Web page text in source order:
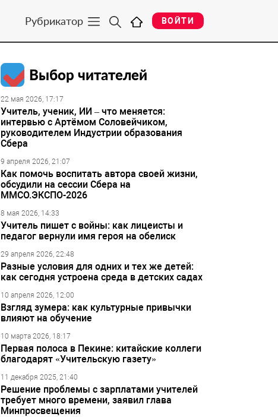
Рубрикатор ВОЙТИ
Выбор читателей
22 мая 2026, 17:17
Учитель, ученик, ИИ – что меняется:
интервью с Артёмом Соловейчиком,
руководителем Индустрии образования
Сбера
9 апреля 2026, 21:07
Как помочь воспитать автора своей жизни,
обсудили на сессии Сбера на
ММСО.ЭКСПО-2026
8 мая 2026, 14:33
Учитель пишет с войны: как лицеисты и
педагог вернули имя героя на обелиск
29 апреля 2026, 22:48
Разные условия для одних и тех же детей:
как сегодня устроена среда в детских садах
10 апреля 2026, 12:00
Взгляд зумера: как культурные привычки
влияют на обучение
10 марта 2026, 18:17
Первая полоса в Пекине: китайские коллеги
благодарят «Учительскую газету»
11 декабря 2025, 21:40
Решение проблемы с зарплатами учителей
требует много времени, заявил глава
Минпросвещения